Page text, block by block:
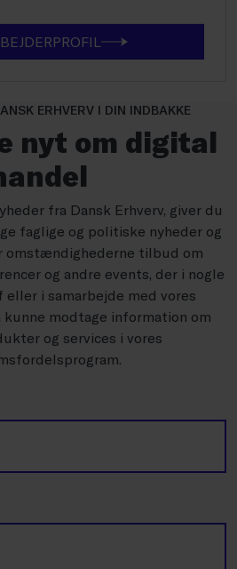
ERHVERV I DIN INDBAKKE
nyt om digital
fra Dansk Erhverv, giver du
faglige og politiske nyheder og
omstændighederne tilbud om
og andre events, der i nogle
i samarbejde med vores
kunne modtage information om
og services i vores